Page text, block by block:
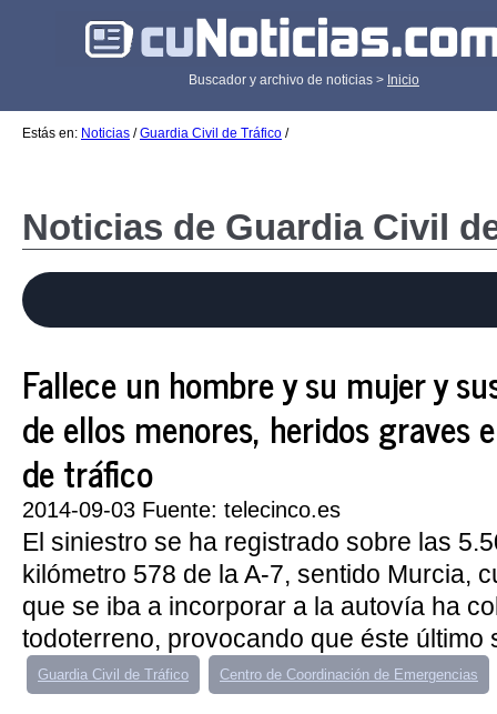
Buscador y archivo de noticias > Inicio
Estás en: Noticias /Guardia Civil de Tráfico /
Noticias de Guardia Civil
Fallece un hombre y su mujer y
de ellos menores, heridos graves
de tráfico
2014-09-03 Fuente: telecinco.es
El siniestro se ha registrado sobre las
kilómetro 578 de la A-7, sentido Murcia,
que se iba a incorporar a la autovía ha
todoterreno, provocando que éste último
Guardia Civil de Tráfico Centro de Coordinación de Emergencias